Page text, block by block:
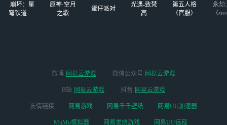
崩坏：星
穹铁道-4.4
原神·空月
之歌
蛋仔派对
光遇-致梵
高
第五人格
（官服）
永劫
（
微博 网易云游戏 微信公众号 网易云游戏
B站 网易云游戏 抖音 网易云游戏
友情链接 网易游戏 网易千千壁纸 网易UU加速器
MuMu模拟器 网易发烧游戏 网易UU远程